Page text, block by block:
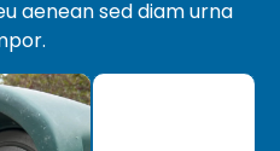
aenean sed diam urna